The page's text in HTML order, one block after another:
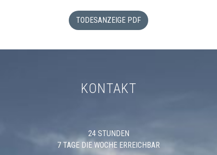
TODESANZEIGE PDF
KONTAKT
24 STUNDEN
7 TAGE DIE WOCHE ERREICHBAR